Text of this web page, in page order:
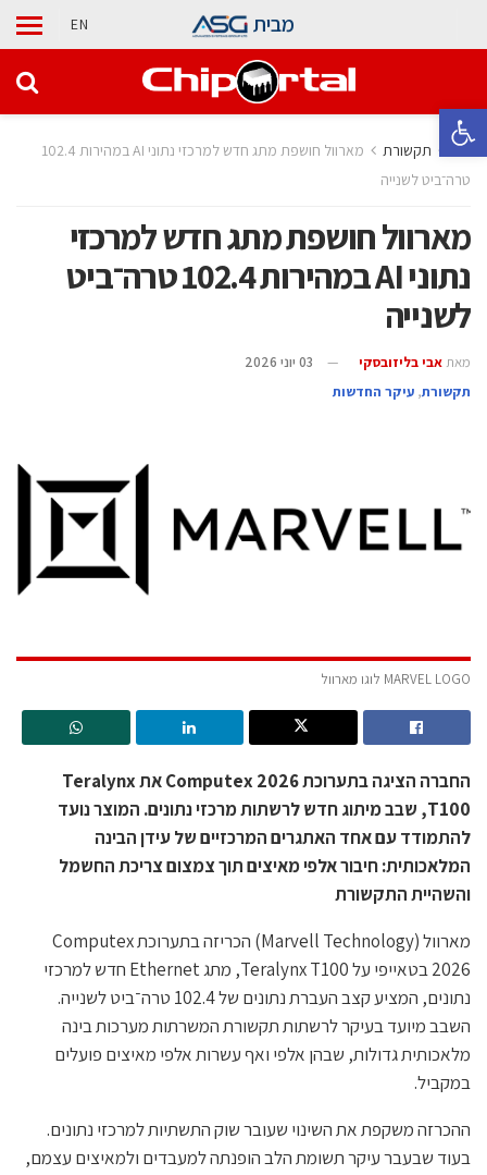
פתח סרגל נגישות
מבית EN
בית תקשורת
מארוול חושפת מתג חדש למרכזי נתוני AI במהירות 102.4
טרה־ביט לשנייה
מארוול חושפת מתג חדש למרכזי
נתוני AI במהירות 102.4 טרה־ביט
לשנייה
מאת אבי בליזובסקי
03 יוני 2026
תקשורת, עיקר החדשות
MARVEL LOGO לוגו מארוול
החברה הציגה בתערוכת Computex 2026 את Teralynx
T100, שבב מיתוג חדש לרשתות מרכזי נתונים. המוצר נועד
להתמודד עם אחד האתגרים המרכזיים של עידן הבינה
המלאכותית: חיבור אלפי מאיצים תוך צמצום צריכת החשמל
והשהיית התקשורת
מארוול (Marvell Technology) הכריזה בתערוכת Computex
2026 בטאייפי על Teralynx T100, מתג Ethernet חדש למרכזי
נתונים, המציע קצב העברת נתונים של 102.4 טרה־ביט לשנייה.
השבב מיועד בעיקר לרשתות תקשורת המשרתות מערכות בינה
מלאכותית גדולות, שבהן אלפי ואף עשרות אלפי מאיצים פועלים
במקביל.
ההכרזה משקפת את השינוי שעובר שוק התשתיות למרכזי נתונים.
בעוד שבעבר עיקר תשומת הלב הופנתה למעבדים ולמאיצים עצמם,